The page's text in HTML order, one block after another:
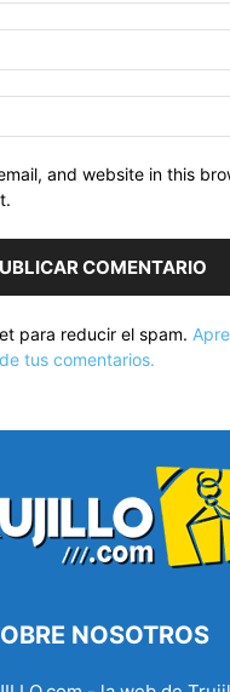
and website in this
para reducir el spam.
tus comentarios.
NOSOTROS